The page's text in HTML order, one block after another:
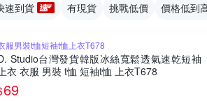
速到貨 有現貨 挑戰低價 價格低到
服男裝t恤短袖t恤上衣T678
Studio台灣發貨韓版冰絲寬鬆透氣速乾短袖
衣 衣服 男裝 t恤 短袖t恤 上衣T678
69